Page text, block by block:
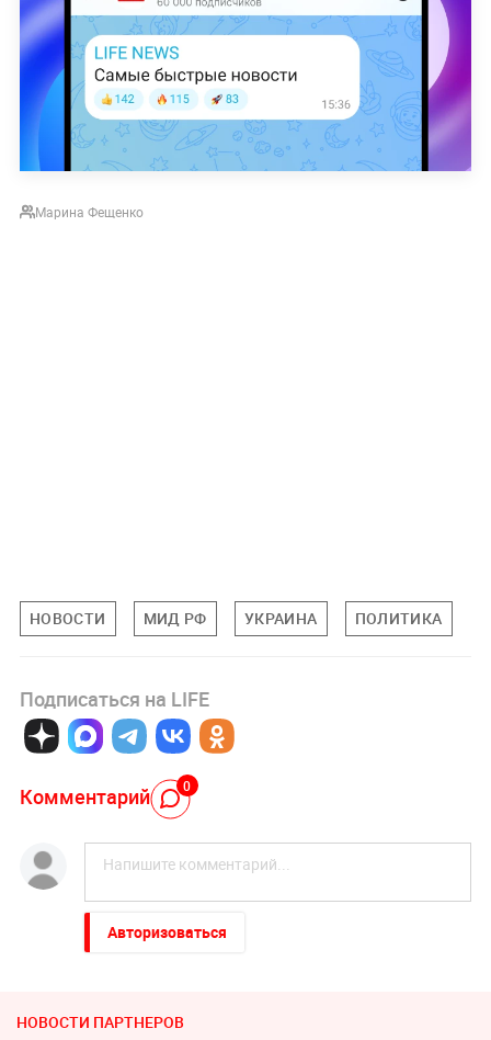
Марина Фещенко
НОВОСТИ МИД РФ УКРАИНА ПОЛИТИКА
Подписаться на LIFE
Комментарий 0
Авторизоваться
НОВОСТИ ПАРТНЕРОВ